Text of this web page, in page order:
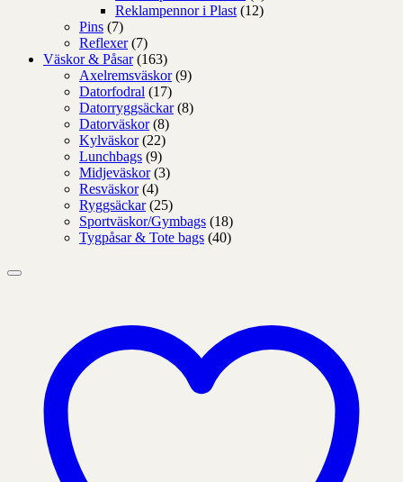
Reklampennor i Plast (12)
Pins (7)
Reflexer (7)
Väskor & Påsar (163)
Axelremsväskor (9)
Datorfodral (17)
Datorryggsäckar (8)
Datorväskor (8)
Kylväskor (22)
Lunchbags (9)
Midjeväskor (3)
Resväskor (4)
Ryggsäckar (25)
Sportväskor/Gymbags (18)
Tygpåsar & Tote bags (40)